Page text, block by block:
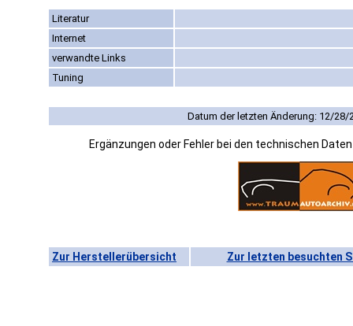
Literatur
Internet
verwandte Links
Tuning
Datum der letzten Änderung: 12/28/
Ergänzungen oder Fehler bei den technischen
Zur Herstellerübersicht Zur letzten besuchten